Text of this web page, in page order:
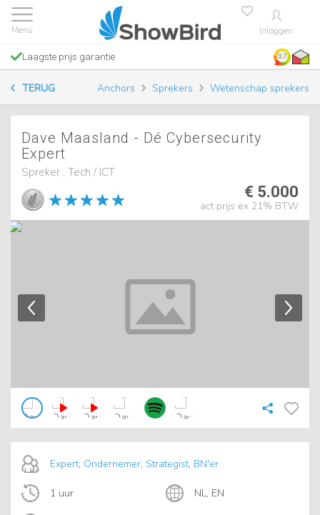
Inloggen
Laagste prijs garantie 9.7
TERUG Anchors Sprekers Wetenschap sprekers
Dave Maasland - Dé Cybersecurity
Expert
Spreker , Tech / ICT
€ 5.000
act prijs ex 21% BTW
Expert, Ondernemer, Strategist, BN'er
1 uur NL, EN